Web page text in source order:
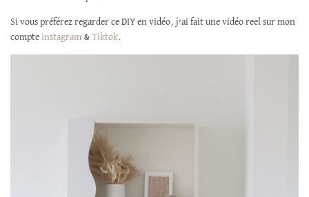
Si vous préférez regarder ce DIY en vidéo, j’ai fait une vidéo reel sur mon
compte instagram & Tiktok.